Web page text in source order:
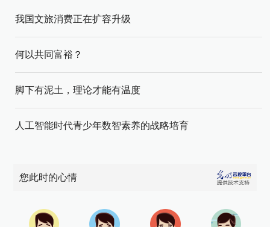
我国文旅消费正在扩容升级
何以共同富裕？
脚下有泥土，理论才能有温度
人工智能时代青少年数智素养的战略培育
您此时的心情